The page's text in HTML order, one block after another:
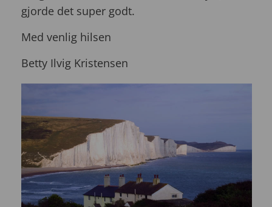
gjorde det super godt.
Med venlig hilsen
Betty Ilvig Kristensen